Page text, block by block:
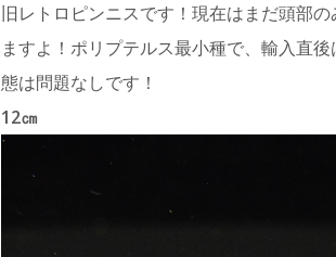
旧レトロピンニスです！現在はまだ頭部
ますよ！ポリプテルス最小種で、輸入直
態は問題なしです！
12㎝